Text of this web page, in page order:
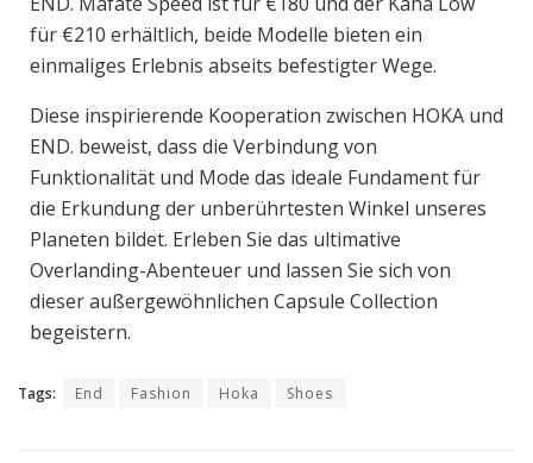
für €210 erhältlich, beide Modelle bieten ein
einmaliges Erlebnis abseits befestigter Wege.
Diese inspirierende Kooperation zwischen HOKA und
END. beweist, dass die Verbindung von
Funktionalität und Mode das ideale Fundament für
die Erkundung der unberührtesten Winkel unseres
Planeten bildet. Erleben Sie das ultimative
Overlanding-Abenteuer und lassen Sie sich von
dieser außergewöhnlichen Capsule Collection
begeistern.
Tags: End Fashion Hoka Shoes